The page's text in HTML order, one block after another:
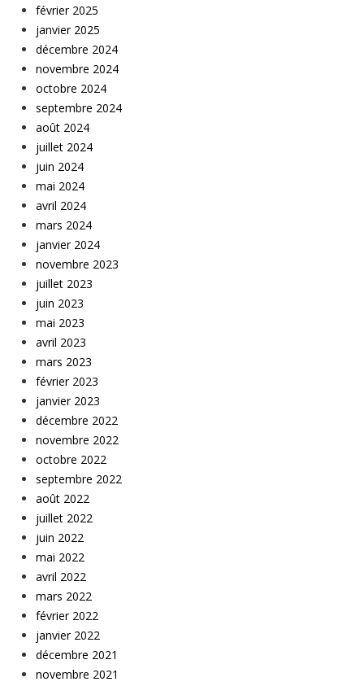
février 2025
janvier 2025
décembre 2024
novembre 2024
octobre 2024
septembre 2024
août 2024
juillet 2024
juin 2024
mai 2024
avril 2024
mars 2024
janvier 2024
novembre 2023
juillet 2023
juin 2023
mai 2023
avril 2023
mars 2023
février 2023
janvier 2023
décembre 2022
novembre 2022
octobre 2022
septembre 2022
août 2022
juillet 2022
juin 2022
mai 2022
avril 2022
mars 2022
février 2022
janvier 2022
décembre 2021
novembre 2021